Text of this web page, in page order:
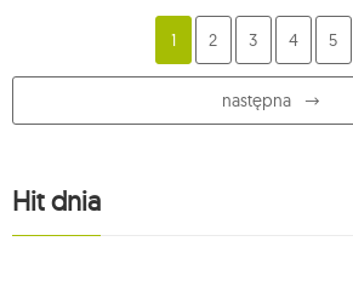
1 2 3 4 5
następna
Hit dnia